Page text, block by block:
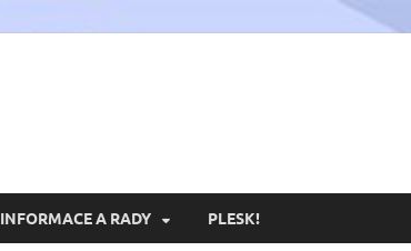
INFORMACE A RADY PLESK!